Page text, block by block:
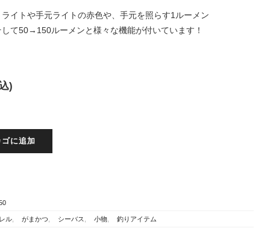
イトや手元ライトの赤色や、手元を照らす1ルーメン
て50→150ルーメンと様々な機能が付いています！
)
に追加
ル がまかつ シーバス 小物 釣りアイテム